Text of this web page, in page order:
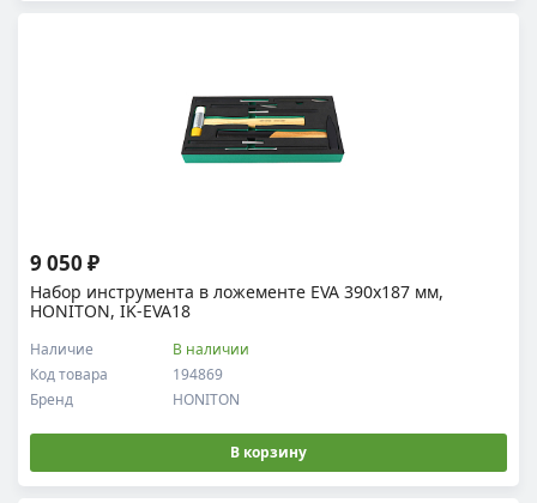
Набор инструмента в ложементе EVA 390х187 мм,
HONITON, IK-EVA18
Код товара 194869
Наличие В наличии
Бренд HONITON
9 050 ₽
В корзину